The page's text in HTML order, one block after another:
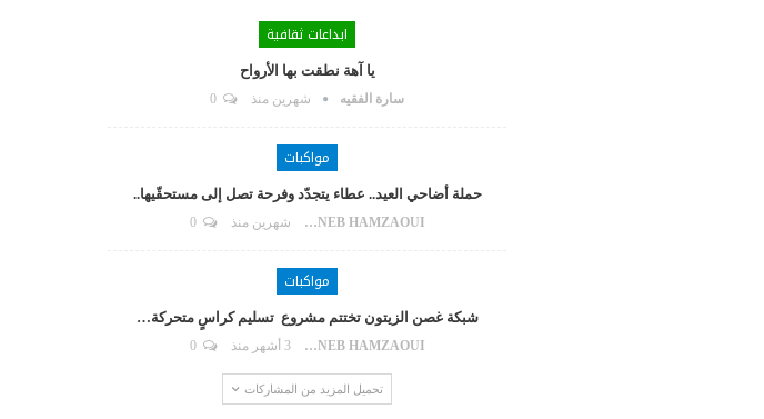
ابداعات ثقافية
يا آهة نطقت بها الأرواح
سارة الفقيه شهرين منذ
مواكبات
حملة أضاحي العيد.. عطاء يتجدّد وفرحة تصل إلى مستحقّيها..
ZAYNEB HAMZAOUI شهرين منذ 0
مواكبات
شبكة غصن الزيتون تختتم مشروع تسليم كراسٍ متحركة…
ZAYNEB HAMZAOUI 3 أشهر منذ 0
تحميل المزيد من المشاركات